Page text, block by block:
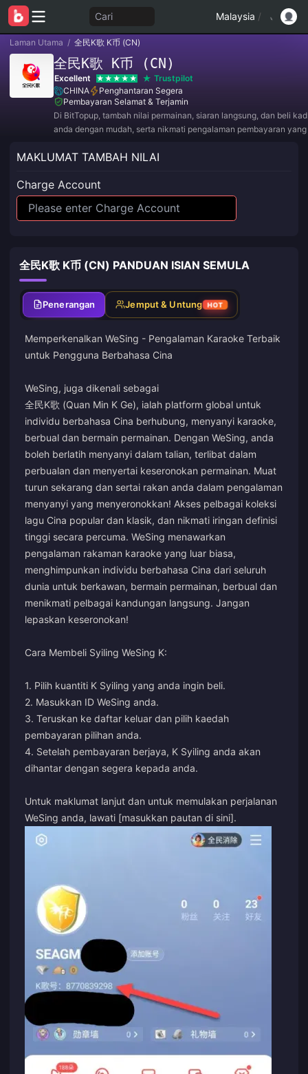
Cari Malaysia /
Laman Utama / 全民K歌 K币 (CN)
全民K歌 K币 (CN)
Excellent
Trustpilot
CHINA
Penghantaran Segera
Pembayaran Selamat & Terjamin
Di BitTopup, tambah nilai permainan, siaran langsung, dan beli
anda dengan mudah, serta nikmati pengalaman pembayaran
MAKLUMAT TAMBAH NILAI
Charge Account
全民K歌 K币 (CN) PANDUAN ISIAN SEMULA
Penerangan Jemput & Untung HOT
Memperkenalkan WeSing - Pengalaman Karaoke Terbaik
untuk Pengguna Berbahasa Cina
WeSing, juga dikenali sebagai
全民K歌 (Quan Min K Ge), ialah platform global untuk
individu berbahasa Cina berhubung, menyanyi karaoke,
berbual dan bermain permainan. Dengan WeSing, anda
boleh berlatih menyanyi dalam talian, terlibat dalam
perbualan dan menyertai keseronokan permainan. Muat
turun sekarang dan sertai rakan anda dalam pengalaman
menyanyi yang menyeronokkan! Akses pelbagai koleksi
lagu Cina popular dan klasik, dan nikmati iringan definisi
tinggi secara percuma. WeSing menawarkan
pengalaman rakaman karaoke yang luar biasa,
menghimpunkan individu berbahasa Cina dari seluruh
dunia untuk berkawan, bermain permainan, berbual dan
menikmati pelbagai kandungan langsung. Jangan
lepaskan keseronokan!
Cara Membeli Syiling WeSing K:
1. Pilih kuantiti K Syiling yang anda ingin beli.
2. Masukkan ID WeSing anda.
3. Teruskan ke daftar keluar dan pilih kaedah
pembayaran pilihan anda.
4. Setelah pembayaran berjaya, K Syiling anda akan
dihantar dengan segera kepada anda.
Untuk maklumat lanjut dan untuk memulakan perjalanan
WeSing anda, lawati [masukkan pautan di sini].